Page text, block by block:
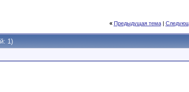
« Предыдущая тема|
1)